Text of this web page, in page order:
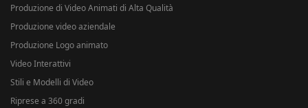
Produzione di Video Animati di Alta Qualità
Produzione video aziendale
Produzione Logo animato
Video Interattivi
Stili e Modelli di Video
Riprese a 360 gradi